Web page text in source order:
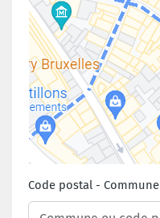
Code postal - Commune